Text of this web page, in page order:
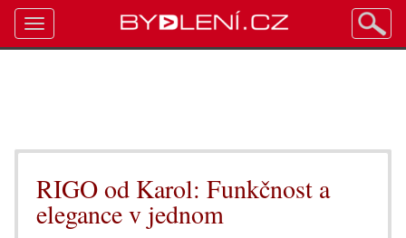
RIGO od Karol: Funkčnost a
elegance v jednom
Toggle
navigation